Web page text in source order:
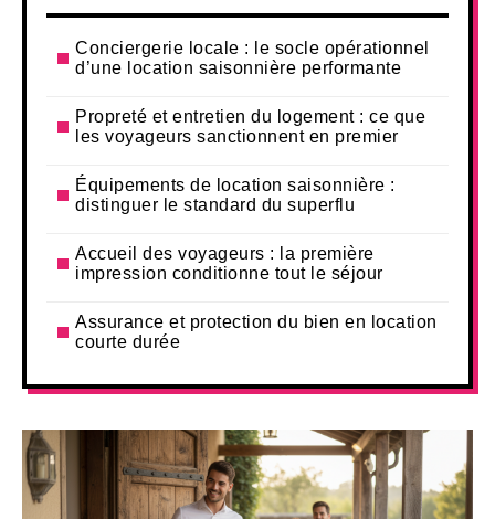
Conciergerie locale : le socle opérationnel
d’une location saisonnière performante
Propreté et entretien du logement : ce que
les voyageurs sanctionnent en premier
Équipements de location saisonnière :
distinguer le standard du superflu
Accueil des voyageurs : la première
impression conditionne tout le séjour
Assurance et protection du bien en location
courte durée